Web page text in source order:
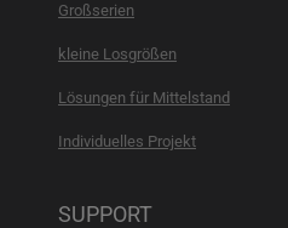
Großserien
kleine Losgrößen
Lösungen für Mittelstand
Individuelles Projekt
SUPPORT